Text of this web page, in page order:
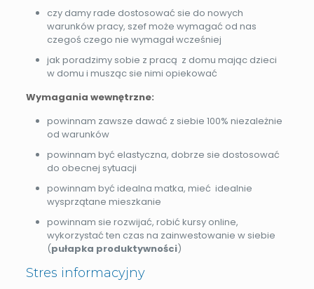
czy damy rade dostosować sie do nowych
warunków pracy, szef może wymagać od nas
czegoś czego nie wymagał wcześniej
jak poradzimy sobie z pracą z domu mając dzieci
w domu i musząc sie nimi opiekować
Wymagania wewnętrzne:
powinnam zawsze dawać z siebie 100% niezależnie
od warunków
powinnam być elastyczna, dobrze sie dostosować
do obecnej sytuacji
powinnam być idealna matka, mieć idealnie
wysprzątane mieszkanie
powinnam sie rozwijać, robić kursy online,
wykorzystać ten czas na zainwestowanie w siebie
(pułapka produktywności)
Stres informacyjny